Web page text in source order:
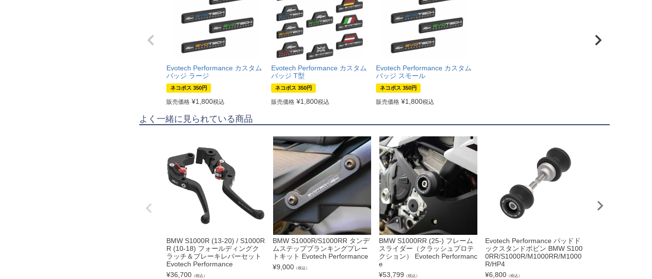
Evotech Performance カスタム
バッジ ラージ
ネコポス 350円
販売価格 ¥1,800税込
Evotech Performance カスタム
バッジ T型
ネコポス 350円
販売価格 ¥1,800税込
Evotech Performance カスタム
バッジ スモール
ネコポス 350円
販売価格 ¥1,800税込
よく一緒に見られている商品
BMW S1000R (13-20) / S1000R
R (10-18) フォールディングク
ラッチ＆ブレーキレバーセット
Evotech Performance
¥36,700 （税込）
BMW S1000R/S1000RR タンデ
ムステップブランキングプレー
トキット Evotech Performance
¥9,000 （税込）
BMW S1000RR (25-) フレーム
スライダー（クラッシュプロテ
クション） Evotech Performanc
e
¥53,799 （税込）
Evotech Performance パッドド
ックスタンドボビン BMW S100
0RR/S1000R/M1000RR/M1000
R/HP4
¥6,800 （税込）